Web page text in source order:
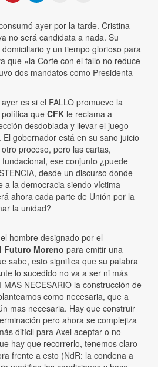
ayer por la tarde. Cristina
no será candidata a nada. Su
y un tiempo glorioso para
que «la Corte con el fallo no reduce
dos mandatos como Presidenta
es si el FALLO promueve la
que CFK le reclama a
desdoblada y llevar el juego
gobernador está en su sano juicio
proceso, pero las cartas,
ese conjunto ¿puede
desde un discurso donde
a la democracia siendo víctima
ahora cada parte de Unión por la
la unidad?
hombre designado por el
Futuro Moreno para emitir una
sabe, esto significa que su palabra
lo sucedido no va a ser ni más
NECESARIO la construcción de
como necesaria, que a
mas necesaria. Hay que construir
pero ahora se complejiza
difícil para Axel aceptar o no
hay que recorrerlo, tenemos claro
frente a esto (NdR: la condena a